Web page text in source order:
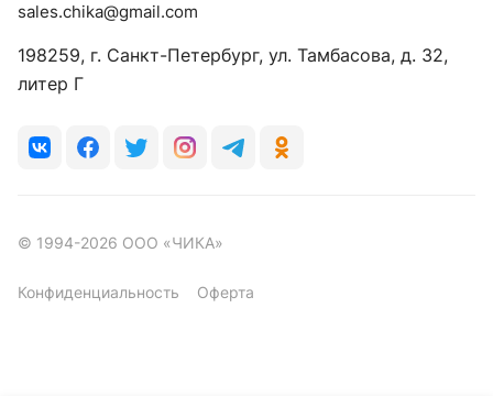
sales.chika@gmail.com
198259, г. Санкт-Петербург, ул. Тамбасова, д. 32,
литер Г
© 1994-2026 ООО «ЧИКА»
Конфиденциальность Оферта